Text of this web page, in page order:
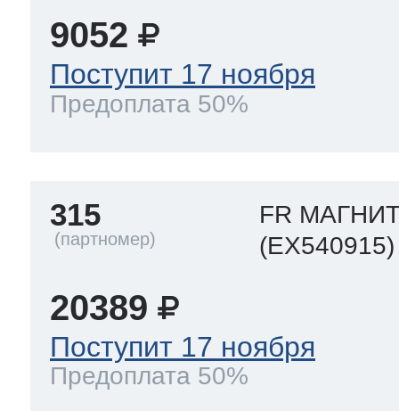
9052
Поступит 17 ноября
Предоплата 50%
315
FR
(EX540915)
20389
Поступит 17 ноября
Предоплата 50%